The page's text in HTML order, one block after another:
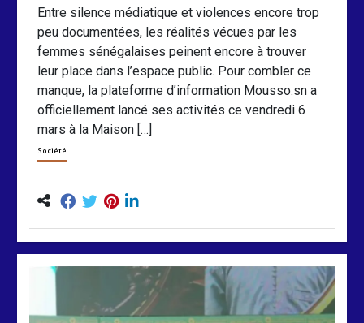
Entre silence médiatique et violences encore trop
peu documentées, les réalités vécues par les
femmes sénégalaises peinent encore à trouver
leur place dans l’espace public. Pour combler ce
manque, la plateforme d’information Mousso.sn a
officiellement lancé ses activités ce vendredi 6
mars à la Maison […]
Société